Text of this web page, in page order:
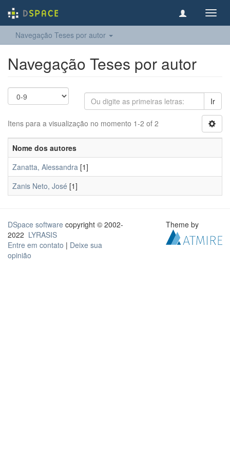
Navegação Teses por autor
Navegação Teses por autor
Ir
Itens para a visualização no momento 1-2 of 2
Nome dos autores
Zanatta, Alessandra [1]
Zanis Neto, José [1]
DSpace software copyright © 2002-
2022 LYRASIS
Entre em contato | Deixe sua
opinião
Theme by